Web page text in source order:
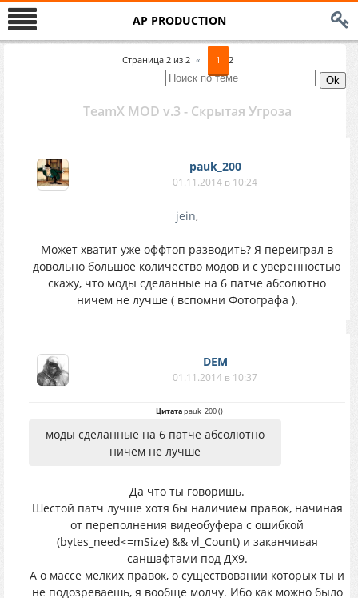
AP PRODUCTION
Страница 2 из 2 « 1 2
TeamX MOD v.3 - Скрытая Угроза
pauk_200
01.11.2014 в 10:24
jein,
Может хватит уже оффтоп разводить? Я переиграл в
довольно большое количество модов и с уверенностью
скажу, что моды сделанные на 6 патче абсолютно
ничем не лучше ( вспомни Фотографа ).
DEM
01.11.2014 в 10:37
Цитатаpauk_200()
моды сделанные на 6 патче абсолютно
ничем не лучше
Да что ты говоришь.
Шестой патч лучше хотя бы наличием правок, начиная
от переполнения видеобуфера с ошибкой
(bytes_need<=mSize) && vl_Count) и заканчивая
саншафтами под ДХ9.
А о массе мелких правок, о существовании которых ты и
не подозреваешь, я вообще молчу. Ибо как можно было